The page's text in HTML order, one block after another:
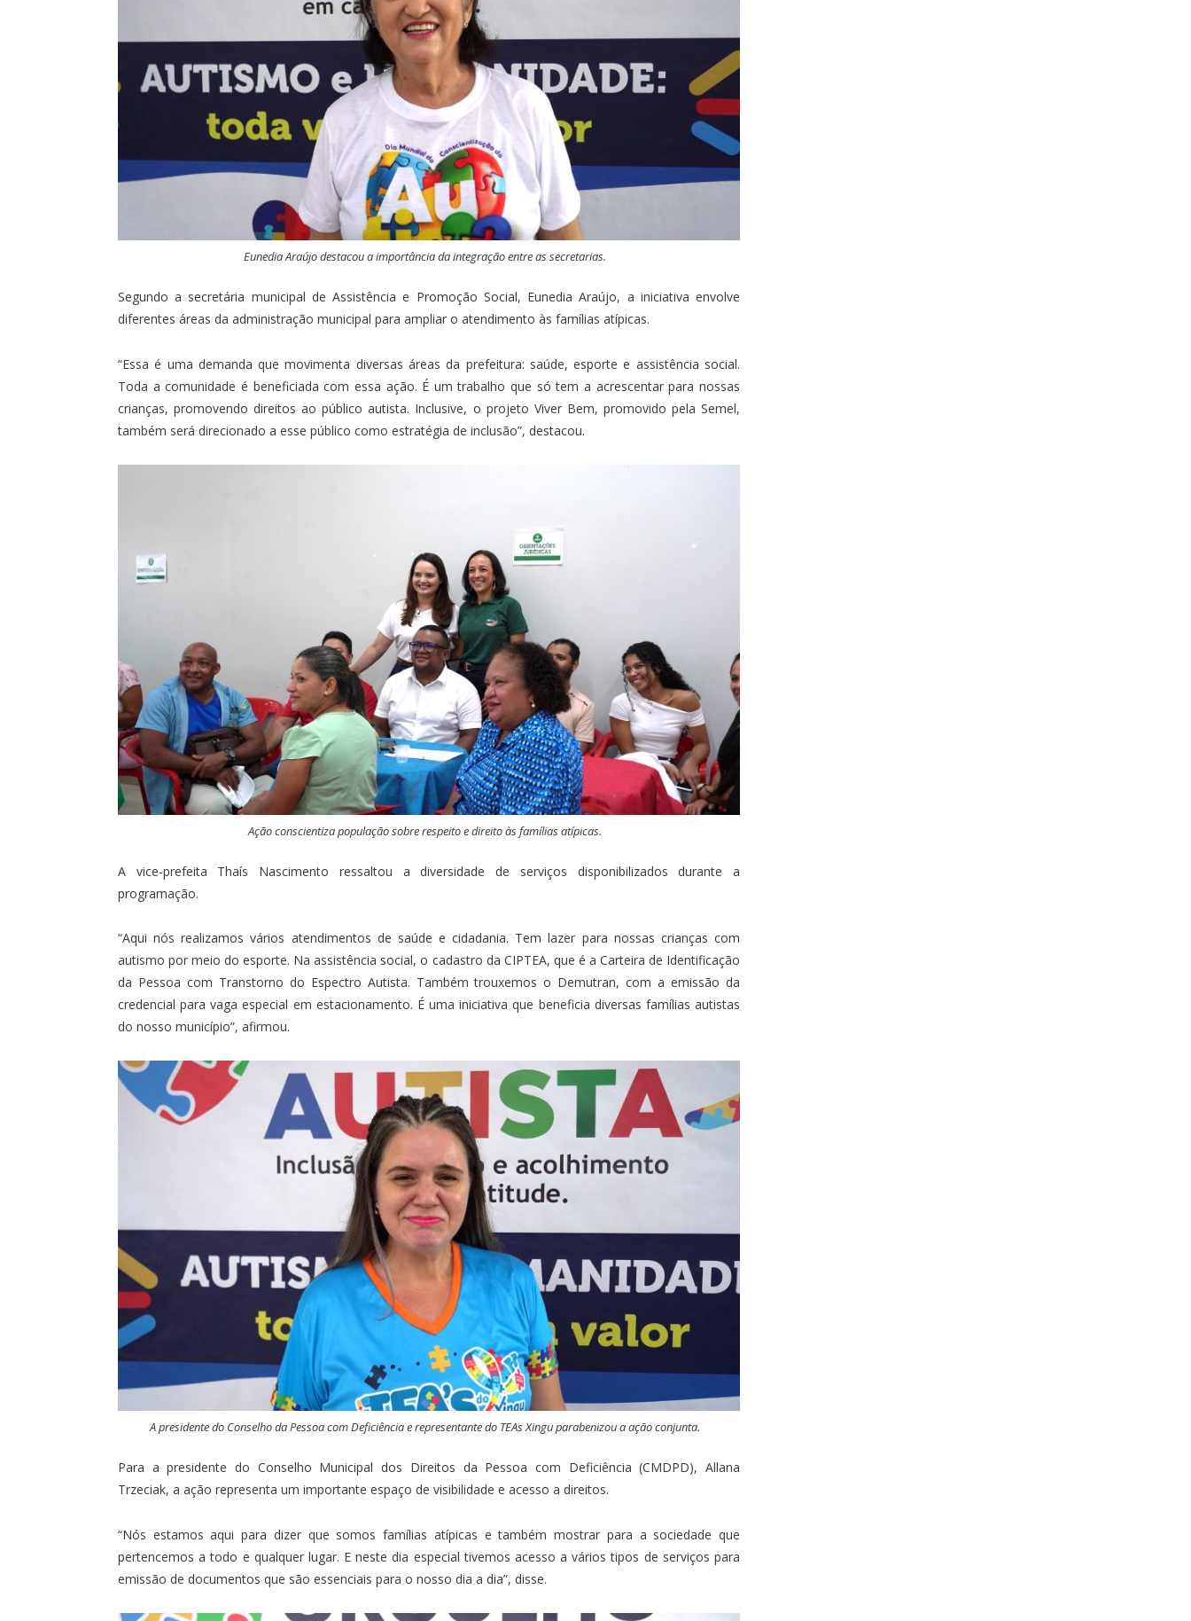
Eunedia Araújo destacou a importância da integração entre as secretarias.
Segundo a secretária municipal de Assistência e Promoção Social, Eunedia Araújo, a iniciativa envolve
diferentes áreas da administração municipal para ampliar o atendimento às famílias atípicas.
“Essa é uma demanda que movimenta diversas áreas da prefeitura: saúde, esporte e assistência social.
Toda a comunidade é beneficiada com essa ação. É um trabalho que só tem a acrescentar para nossas
crianças, promovendo direitos ao público autista. Inclusive, o projeto Viver Bem, promovido pela Semel,
também será direcionado a esse público como estratégia de inclusão”, destacou.
Ação conscientiza população sobre respeito e direito às famílias atípicas.
A vice-prefeita Thaís Nascimento ressaltou a diversidade de serviços disponibilizados durante a
programação.
“Aqui nós realizamos vários atendimentos de saúde e cidadania. Tem lazer para nossas crianças com
autismo por meio do esporte. Na assistência social, o cadastro da CIPTEA, que é a Carteira de Identificação
da Pessoa com Transtorno do Espectro Autista. Também trouxemos o Demutran, com a emissão da
credencial para vaga especial em estacionamento. É uma iniciativa que beneficia diversas famílias autistas
do nosso município”, afirmou.
A presidente do Conselho da Pessoa com Deficiência e representante do TEAs Xingu parabenizou a ação conjunta.
Para a presidente do Conselho Municipal dos Direitos da Pessoa com Deficiência (CMDPD), Allana
Trzeciak, a ação representa um importante espaço de visibilidade e acesso a direitos.
“Nós estamos aqui para dizer que somos famílias atípicas e também mostrar para a sociedade que
pertencemos a todo e qualquer lugar. E neste dia especial tivemos acesso a vários tipos de serviços para
emissão de documentos que são essenciais para o nosso dia a dia”, disse.